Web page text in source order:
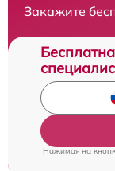
Закажите
Нажимая на